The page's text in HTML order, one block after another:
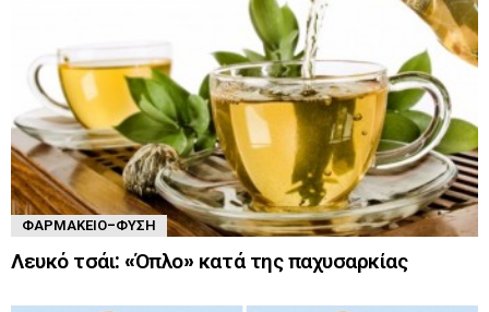
ΦΑΡΜΑΚΕΊΟ-ΦΎΣΗ
Λευκό τσάι: «Όπλο» κατά της παχυσαρκίας